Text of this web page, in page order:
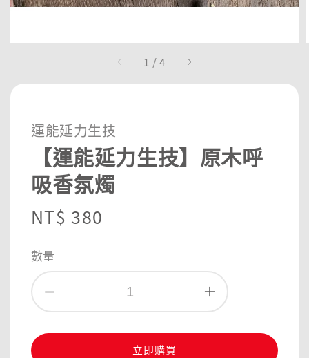
1 /4
運能延力生技
【運能延力生技】原木呼
吸香氛燭
Regular
NT$ 380
數量
立即購買